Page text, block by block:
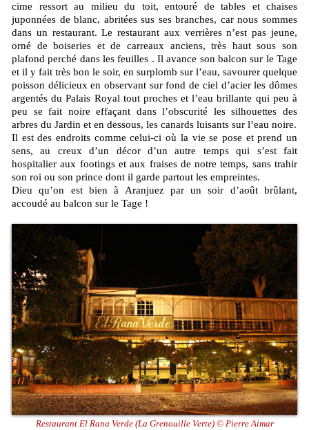
cime ressort au milieu du toit, entouré de tables et chaises
juponnées de blanc, abritées sus ses branches, car nous sommes
dans un restaurant. Le restaurant aux verrières n’est pas jeune,
orné de boiseries et de carreaux anciens, très haut sous son
plafond perché dans les feuilles . Il avance son balcon sur le Tage
et il y fait très bon le soir, en surplomb sur l’eau, savourer quelque
poisson délicieux en observant sur fond de ciel d’acier les dômes
argentés du Palais Royal tout proches et l’eau brillante qui peu à
peu se fait noire effaçant dans l’obscurité les silhouettes des
arbres du Jardin et en dessous, les canards luisants sur l’eau noire.
Il est des endroits comme celui-ci où la vie se pose et prend un
sens, au creux d’un décor d’un autre temps qui s’est fait
hospitalier aux footings et aux fraises de notre temps, sans trahir
son roi ou son prince dont il garde partout les empreintes.
Dieu qu’on est bien à Aranjuez par un soir d’août brûlant,
accoudé au balcon sur le Tage !
Restaurant El Rana Verde (La Grenouille Verte) © Pierre Aimar